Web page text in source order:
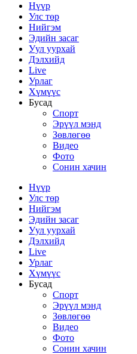
Нүүр
Улс төр
Нийгэм
Эдийн засаг
Уул уурхай
Дэлхийд
Live
Урлаг
Хүмүүс
Бусад
Спорт
Эрүүл мэнд
Зөвлөгөө
Видео
Фото
Сонин хачин
Нүүр
Улс төр
Нийгэм
Эдийн засаг
Уул уурхай
Дэлхийд
Live
Урлаг
Хүмүүс
Бусад
Спорт
Эрүүл мэнд
Зөвлөгөө
Видео
Фото
Сонин хачин